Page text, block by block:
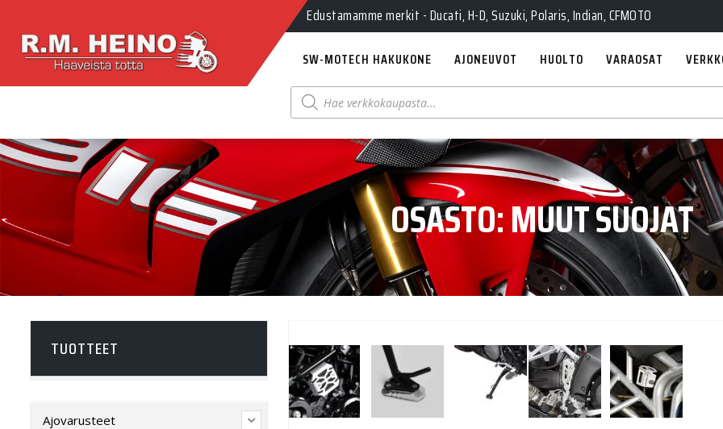
Edustamamme merkit - Ducati, H-D, Suzuki, Polaris, Indian, CFMOTO
SW-MOTECH HAKUKONE AJONEUVOT HUOLTO VARAOSAT
Products
search
OSASTO:MUUT SUOJAT
TUOTTEET
Ajovarusteet